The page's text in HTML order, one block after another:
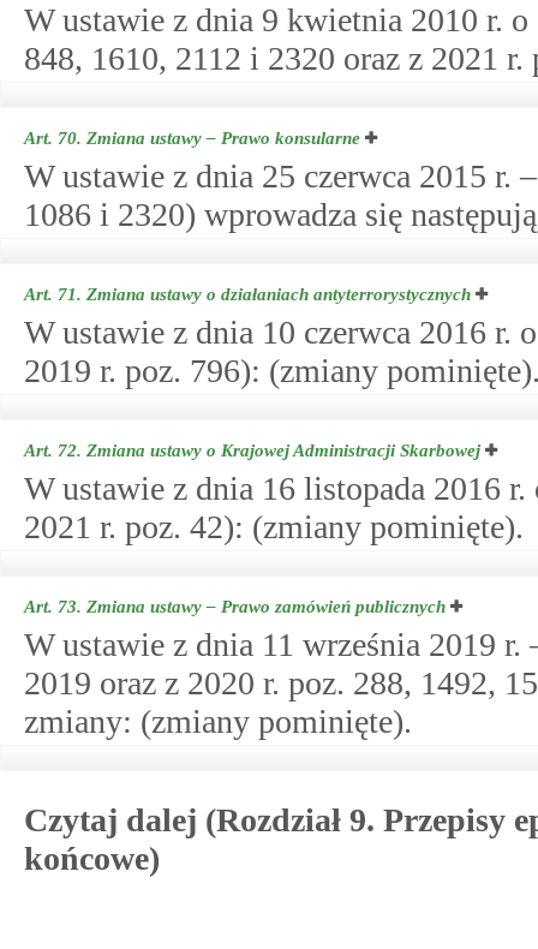
W ustawie z dnia 9 kwietnia 2010 r.
848, 1610, 2112 i 2320 oraz z 2021
Art. 70. Zmiana ustawy – Prawo konsularne
W ustawie z dnia 25 czerwca 2015 r.
1086 i 2320) wprowadza się
Art. 71. Zmiana ustawy o działaniach antyterrorystycznych
W ustawie z dnia 10 czerwca 2016 r.
2019 r. poz. 796): (zmiany
Art. 72. Zmiana ustawy o Krajowej Administracji Skarbowej
W ustawie z dnia 16 listopada 2016
2021 r. poz. 42): (zmiany pominięte).
Art. 73. Zmiana ustawy – Prawo zamówień publicznych
W ustawie z dnia 11 września 2019
2019 oraz z 2020 r. poz. 288, 1492,
zmiany: (zmiany pominięte).
Czytaj dalej (Rozdział 9. Przepisy
końcowe)